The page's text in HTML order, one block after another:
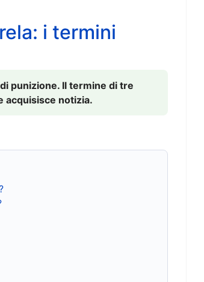
i termini
punizione. Il termine di tre
acquisisce notizia.